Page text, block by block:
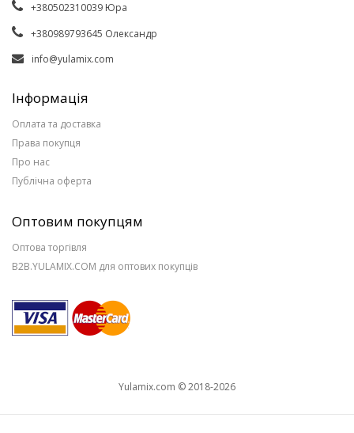
+380502310039 Юра
+380989793645 Олександр
info@yulamix.com
Інформація
Оплата та доставка
Права покупця
Про нас
Публічна оферта
Оптовим покупцям
Оптова торгівля
B2B.YULAMIX.COM для оптових покупців
Yulamix.com © 2018-2026